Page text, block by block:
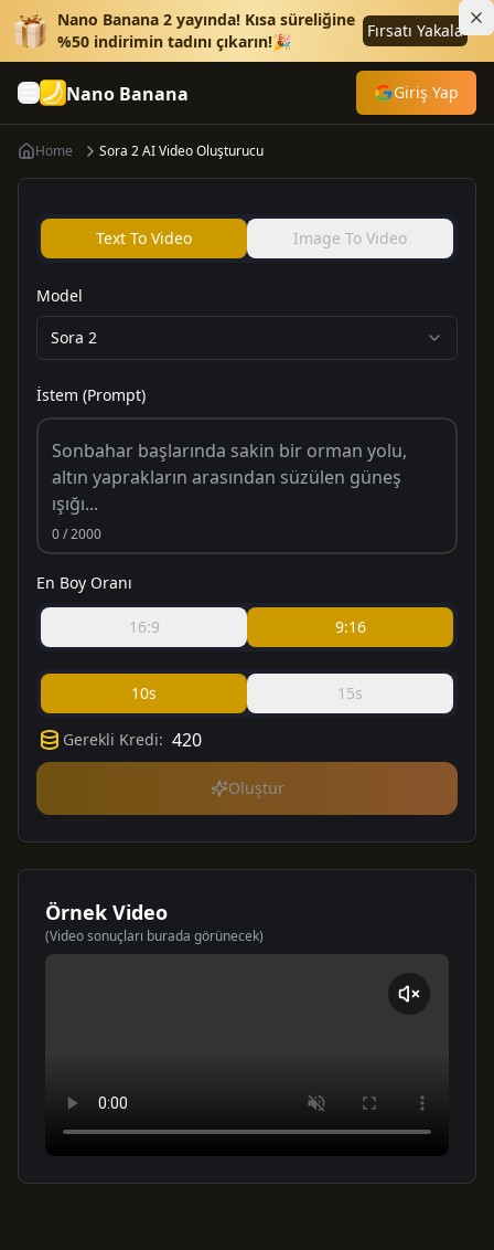
Nano Banana 2 yayında! Kısa süreliğine
%50 indirimin tadını çıkarın!🎉
Fırsatı Yakala
Nano Banana Giriş Yap
Home Sora 2 AI Video Oluşturucu
Text To Video Image To Video
Model
Sora 2
İstem (Prompt)
0/ 2000
En Boy Oranı
16:9 9:16
10s 15s
Gerekli Kredi: 420
Oluştur
Örnek Video
(Video sonuçları burada görünecek)